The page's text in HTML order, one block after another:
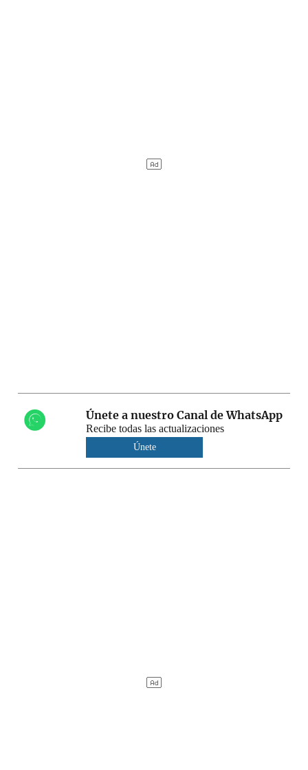
Únete a nuestro Canal de WhatsApp
Recibe todas las actualizaciones
Únete